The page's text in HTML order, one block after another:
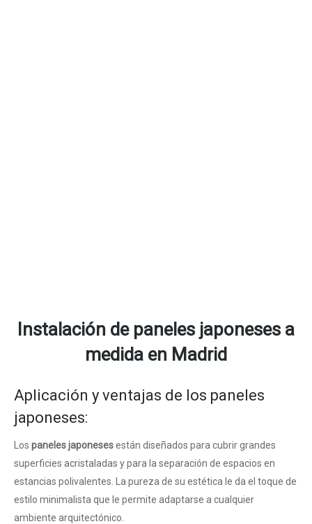
Instalación de paneles japoneses a
medida en Madrid
Aplicación y ventajas de los paneles
japoneses:
Los paneles japonesesestán diseñados para cubrir grandes
superficies acristaladas y para la separación de espacios en
estancias polivalentes. La pureza de su estética le da el toque de
estilo minimalista que le permite adaptarse a cualquier
ambiente arquitectónico.